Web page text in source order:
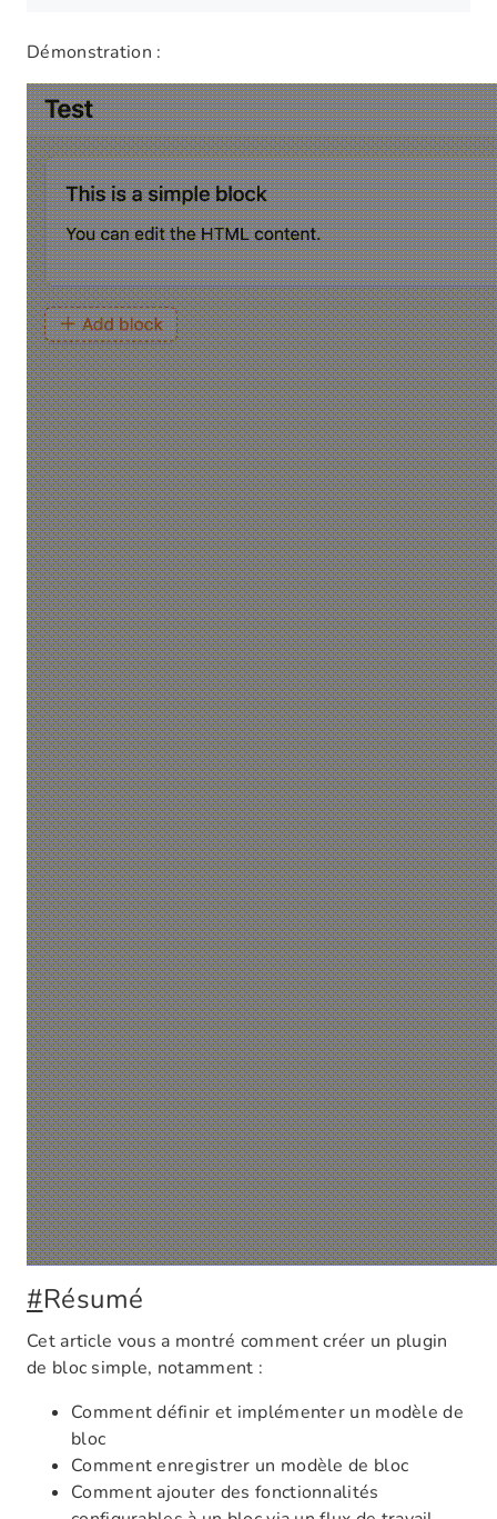
Démonstration :
#Résumé
Cet article vous a montré comment créer un plugin
de bloc simple, notamment :
Comment définir et implémenter un modèle de
bloc
Comment enregistrer un modèle de bloc
Comment ajouter des fonctionnalités